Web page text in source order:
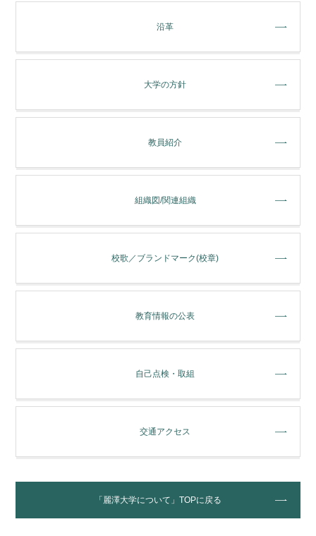
沿革
大学の方針
教員紹介
組織図/関連組織
校歌／ブランドマーク(校章)
教育情報の公表
自己点検・取組
交通アクセス
「麗澤大学について」TOPに戻る